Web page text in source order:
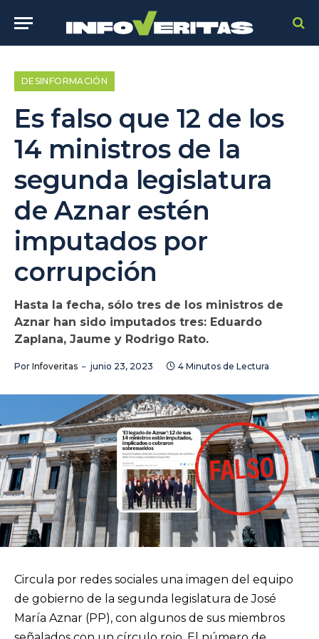
DESINFORMACIÓN
Es falso que 12 de los
14 ministros de la
segunda legislatura
de Aznar estén
imputados por
corrupción
Hasta la fecha, sólo tres de los ministros de
Aznar han sido imputados tres: Eduardo
Zaplana, Jaume y Rodrigo Rato.
Por Infoveritas junio 23, 2023 4 Minutos de Lectura
Circula por redes sociales una imagen del equipo
de gobierno de la segunda legislatura de José
María Aznar (PP), con algunos de sus miembros